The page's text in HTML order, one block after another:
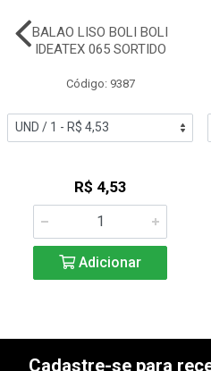
BALAO LISO BOLI BOLI
IDEATEX 065 SORTIDO
Código: 9387
R$ 4,53
Adicionar
Cadastre-se para